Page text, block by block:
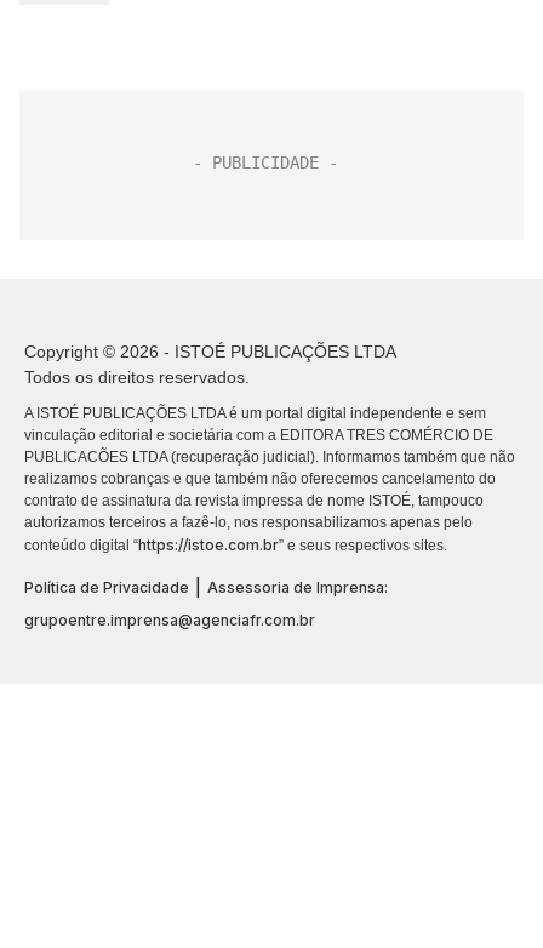
Copyright © 2026 - ISTOÉ PUBLICAÇÕES LTDA
Todos os direitos reservados.
A ISTOÉ PUBLICAÇÕES LTDA é um portal digital independente e sem
vinculação editorial e societária com a EDITORA TRES COMÉRCIO DE
PUBLICACÕES LTDA (recuperação judicial). Informamos também que não
realizamos cobranças e que também não oferecemos cancelamento do
contrato de assinatura da revista impressa de nome ISTOÉ, tampouco
autorizamos terceiros a fazê-lo, nos responsabilizamos apenas pelo
conteúdo digital “https://istoe.com.br” e seus respectivos sites.
Política de Privacidade
Assessoria de Imprensa:
grupoentre.imprensa@agenciafr.com.br